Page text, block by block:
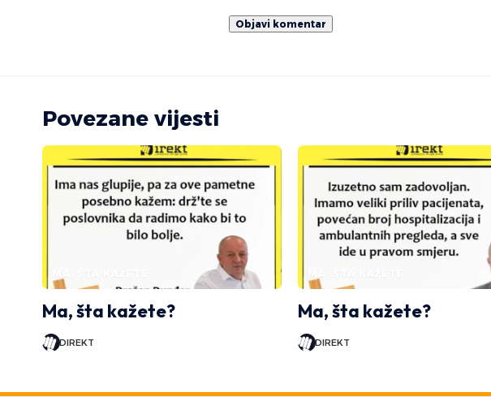
Povezane vijesti
Ma, šta kažete?
DIREKT
Ma, šta kažete?
DIREKT